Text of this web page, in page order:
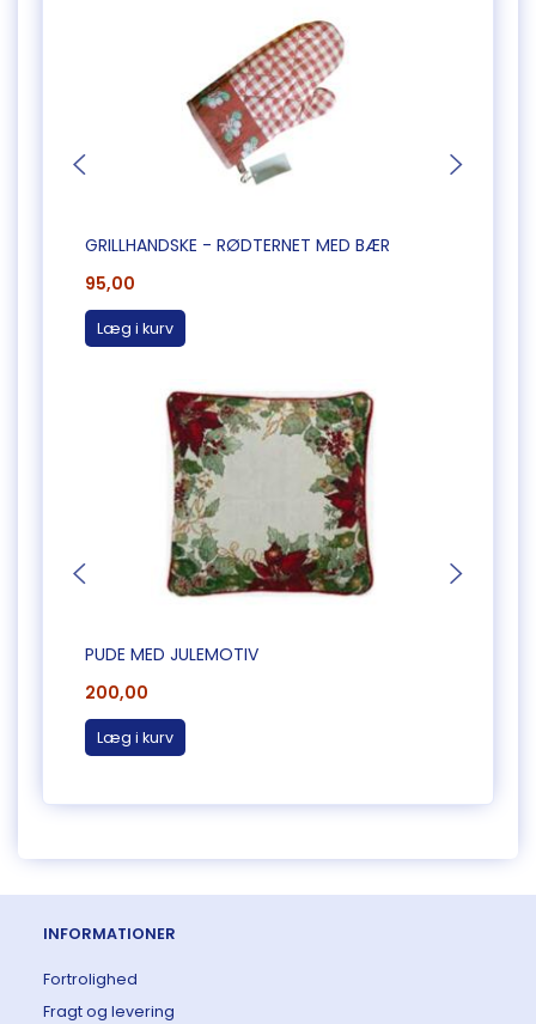
GRILLHANDSKE - RØDTERNET MED BÆR
95,00
Læg i kurv
PUDE MED JULEMOTIV
200,00
Læg i kurv
INFORMATIONER
Fortrolighed
Fragt og levering